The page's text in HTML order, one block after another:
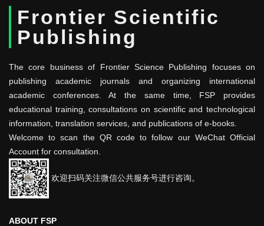
Frontier Scientific
Publishing
The core business of Frontier Science Publishing focuses on
publishing academic journals and organizing international
academic conferences. At the same time, FSP provides
educational training, consultations on scientific and technological
information, translation services, and publications of e-books.
Welcome to scan the QR code to follow our WeChat Official
Account for consultation.
欢迎扫码关注微信公共服务号进行咨询。
ABOUT FSP